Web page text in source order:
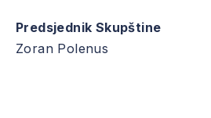
Predsjednik Skupštine
Zoran Polenus